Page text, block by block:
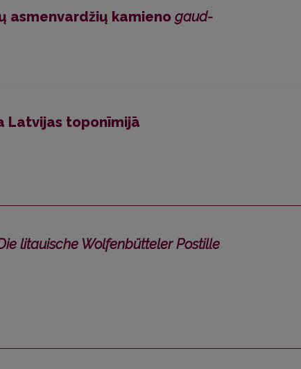
asmenvardžių kamieno gaud-
Latvijas toponīmijā
litauische Wolfenbütteler Postille